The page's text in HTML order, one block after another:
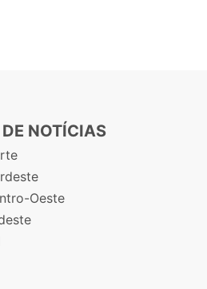
NOTÍCIAS
Oeste